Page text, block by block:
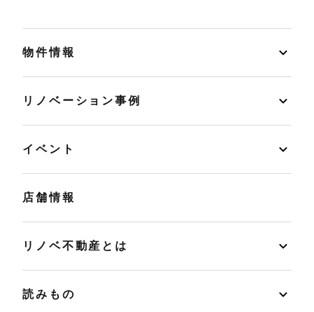
物件情報
リノベーション事例
イベント
店舗情報
リノベ不動産とは
読みもの